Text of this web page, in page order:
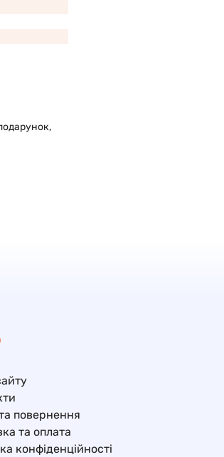
повернення
та оплата
конфіденційності